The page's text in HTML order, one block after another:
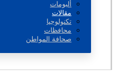
ألبومات
مقالات
تكنولوجيا
محافظات
صحافة المواطن